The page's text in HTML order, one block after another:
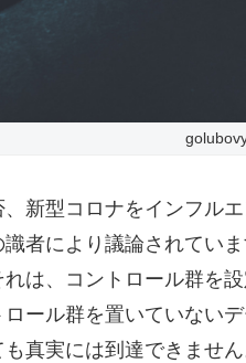
新型コロナをインフル
者により議論されてい
は、コントロール群を
ール群を置いていない
真実には到達できません